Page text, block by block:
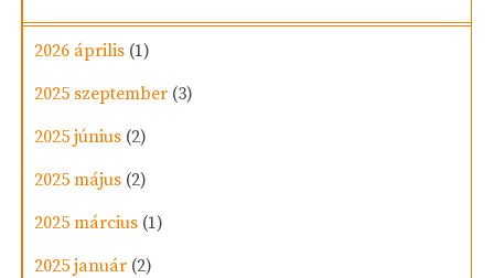
2026 április (1)
2025 szeptember (3)
2025 június (2)
2025 május (2)
2025 március (1)
2025 január (2)